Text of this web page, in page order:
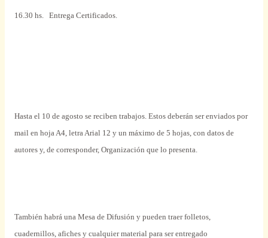
16.30 hs. Entrega Certificados.
Hasta el 10 de agosto se reciben trabajos. Estos deberán ser enviados por
mail en hoja A4, letra Arial 12 y un máximo de 5 hojas, con datos de
autores y, de corresponder, Organización que lo presenta.
También habrá una Mesa de Difusión y pueden traer folletos,
cuadernillos, afiches y cualquier material para ser entregado